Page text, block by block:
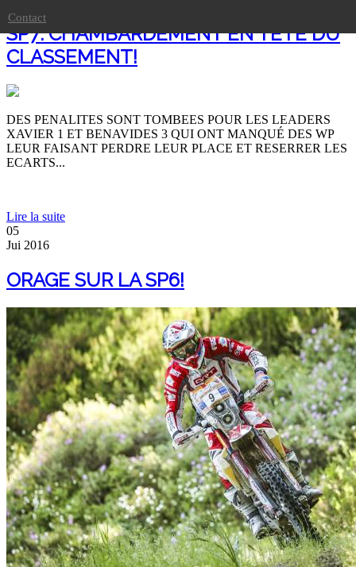
SP7: CHAMBARDEMENT EN TETE DU
CLASSEMENT!
DES PENALITES SONT TOMBEES POUR LES LEADERS
XAVIER 1 ET BENAVIDES 3 QUI ONT MANQUÉ DES WP
LEUR FAISANT PERDRE LEUR PLACE ET RESERRER LES
ECARTS...
Lire la suite
05
Jui 2016
ORAGE SUR LA SP6!
Contact